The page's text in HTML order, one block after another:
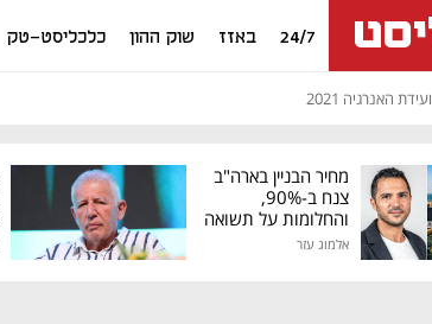
24/7 באזז שוק ההון כלכליסט-טק
ועידת האנרגיה 2021
מחיר הבניין בארה"ב
צנח ב-90%,
והחלומות על תשואה
גבוהה התנפצו
אלמוג עזר